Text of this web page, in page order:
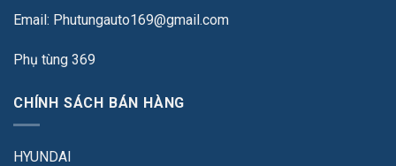
Email: Phutungauto169@gmail.com
Phụ tùng 369
CHÍNH SÁCH BÁN HÀNG
HYUNDAI